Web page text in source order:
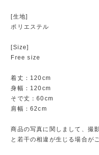
[生地]
ポリエステル
[Size]
Free size
着丈：120cm
身幅：120cm
そで丈：60cm
肩幅：62cm
商品の写真に関しまして、撮
と若干の相違が生じる場合が